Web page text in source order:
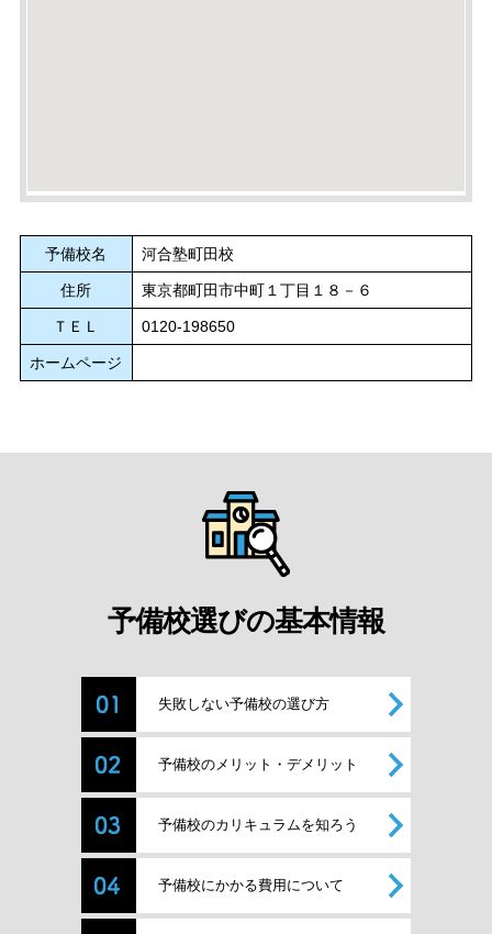
予備校名 河合塾町田校
住所 東京都町田市中町１丁目１８－６
ＴＥＬ 0120-198650
ホームページ
予備校選びの基本情報
失敗しない予備校の選び方
予備校のメリット・デメリット
予備校のカリキュラムを知ろう
予備校にかかる費用について